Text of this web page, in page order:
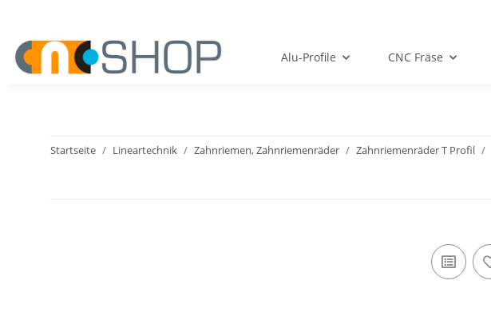
Alu-Profile CNC Fräse
Startseite Lineartechnik Zahnriemen, Zahnriemenräder Zahnriemenräder T Profil